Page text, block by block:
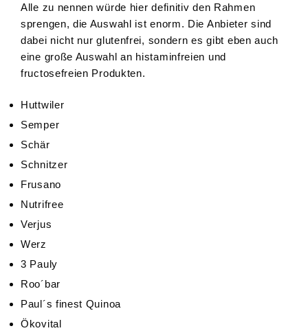
Alle zu nennen würde hier definitiv den Rahmen
sprengen, die Auswahl ist enorm. Die Anbieter sind
dabei nicht nur glutenfrei, sondern es gibt eben auch
eine große Auswahl an histaminfreien und
fructosefreien Produkten.
Huttwiler
Semper
Schär
Schnitzer
Frusano
Nutrifree
Verjus
Werz
3 Pauly
Roo´bar
Paul´s finest Quinoa
Ökovital